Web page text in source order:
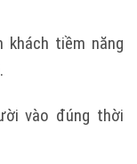
khách tiềm năng
vào đúng thời